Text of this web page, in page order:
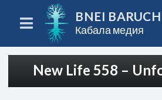
BNEI BARUCH
Кабала медия
New Life 558 –